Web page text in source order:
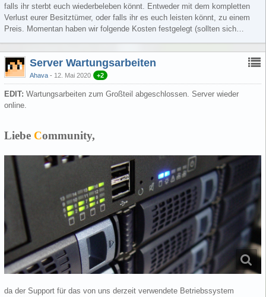
falls ihr sterbt euch wiederbeleben könnt. Entweder mit dem kompletten
Verlust eurer Besitztümer, oder falls ihr es euch leisten könnt, zu einem
Preis. Momentan haben wir folgende Kosten festgelegt (sollten sich…
Server Wartungsarbeiten
Ahava 12. Mai 2020 +2
EDIT: Wartungsarbeiten zum Großteil abgeschlossen. Server wieder
online.
Liebe Community,
da der Support für das von uns derzeit verwendete Betriebssystem